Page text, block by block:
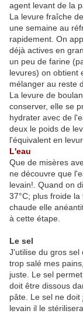
agent levant de la
La levure fraîche
une semaine au
rapidement. On
déjà actives en
un peu de farine
levures) on obtient
mélanger au reste
La levure de
conserver, elle se
hydrater avec de
deux le poids de
l'équivalent en
L'eau
Que de misères
ne découvre que
levain!. Quand on
37°C; plus froide
chaude elle
à cette étape.
Le sel
J'utilise du gros sel
trop salé mes
juste. Le sel
doit être dissous
pâte. Le sel ne
levain il le